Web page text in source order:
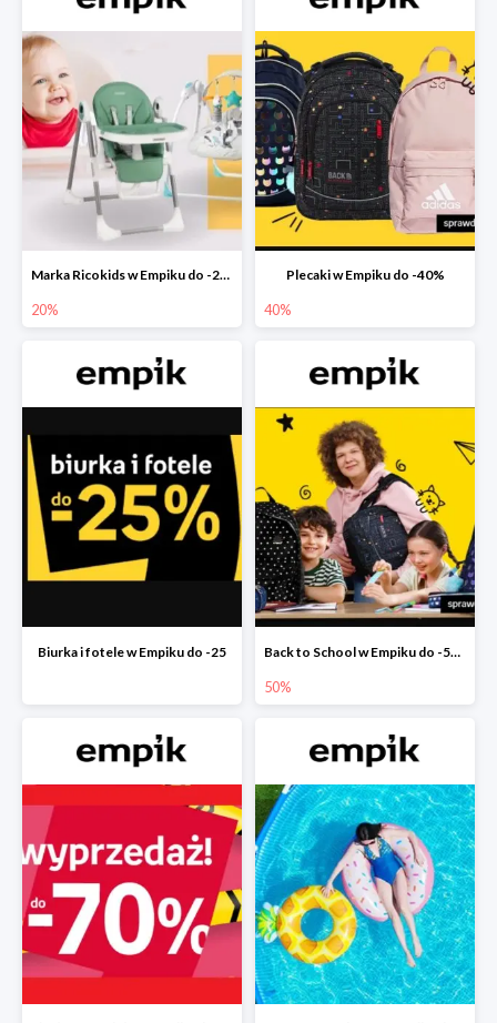
Marka Ricokids w Empiku do -20%
20%
Plecaki w Empiku do -40%
40%
Biurka i fotele w Empiku do -25 Back to School w Empiku do -50%
50%